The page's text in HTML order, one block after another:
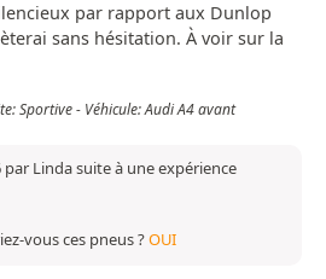
par rapport aux Dunlop
sans hésitation. À voir sur la
Sportive - Véhicule: Audi A4 avant
Linda suite à une expérience
vous ces pneus ?OUI